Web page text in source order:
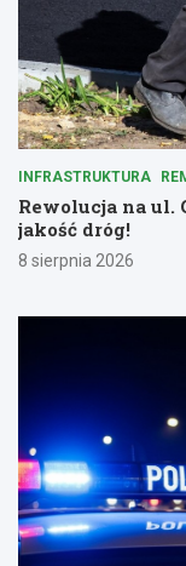
INFRASTRUKTURA
Rewolucja na ul.
jakość dróg!
8 sierpnia 2026